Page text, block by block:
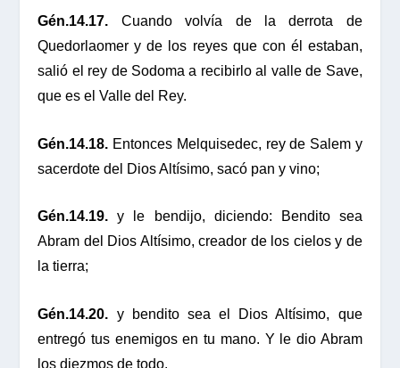
Gén.14.17. Cuando volvía de la derrota de
Quedorlaomer y de los reyes que con él estaban,
salió el rey de Sodoma a recibirlo al valle de Save,
que es el Valle del Rey.
Gén.14.18. Entonces Melquisedec, rey de Salem y
sacerdote del Dios Altísimo, sacó pan y vino;
Gén.14.19. y le bendijo, diciendo: Bendito sea
Abram del Dios Altísimo, creador de los cielos y de
la tierra;
Gén.14.20. y bendito sea el Dios Altísimo, que
entregó tus enemigos en tu mano. Y le dio Abram
los diezmos de todo.